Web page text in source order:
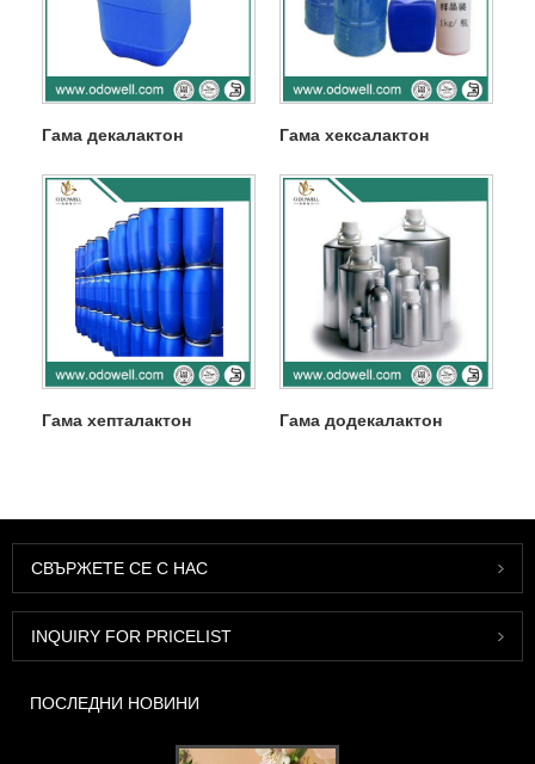
Гама декалактон Гама хексалактон
Гама хепталактон Гама додекалактон
СВЪРЖЕТЕ СЕ С НАС
INQUIRY FOR PRICELIST
ПОСЛЕДНИ НОВИНИ